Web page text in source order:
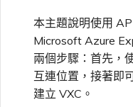
瞭解服務頁面
連線至 Latitude.sh
以服務供應商身分使用
Megaport API 管理連線
Megaport 全球網狀 WAN
高速跨雲加密
鏈路聚合群組（LAG）
終止 Port
使用服務金鑰建立連線
設定 Q-in-Q
MVE
終止 Megaport Internet 連
建立 MCR VXC
設定 MCR
vNIC 連線類型
Megaport 網路中的 SSE 與
IX 工具與功能
Marketplace 通知
Marketplace 常見問題
監控服務狀態
檢視工作階段事件日誌
更新公司資訊
管理最短合約期續約
約條款
IX 定價與合約條款
信用卡付款
瞭解 Megaport 帳單
多個 Microsoft Peering
(Q-in-Q)
使用 Megaport
Provider 建立和管理服務
使用 Megaport 資源進行
Terraform 狀態管理
MVE
升級支援案件
傳送意見回饋
本主題說明使用
Microsoft Azure
兩個步驟：首先，
互連位置，接著即
建立 VXC。